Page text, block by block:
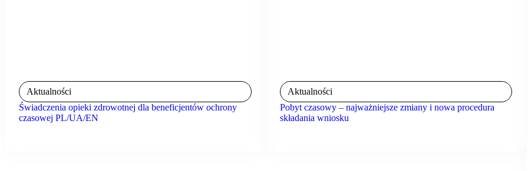
Aktualności
Świadczenia opieki zdrowotnej dla beneficjentów ochrony
czasowej PL/UA/EN
Aktualności
Pobyt czasowy – najważniejsze zmiany i nowa procedura
składania wniosku